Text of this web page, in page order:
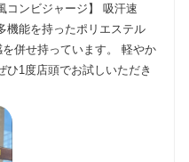
コンビジャージ】 吸汗速
機能を持ったポリエステル
併せ持っています。 軽やか
ひ1度店頭でお試しいただき